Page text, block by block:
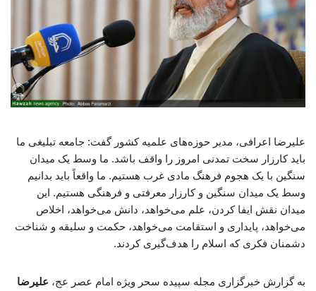
علیرضا اعرافی، مدیر حوزه‌های علمیه کشور گفت: جامعه تبلیغی ما
باید کارزار سخت تمدنی امروز را واقف باشد. ما وسط یک میدان
سنگین با یک هجوم فرهنگ مادی غرب هستیم. ما واقعاً باید بدانیم
وسط یک میدان سنگین و کارزار معرفتی و فرهنگی هستیم. این
میدان نقش ایفا کردن، علم می‌خواهد، دانش می‌خواهد، اخلاص
می‌خواهد، پایداری و استقامت می‌خواهد، حکمت و سلیقه و شناخت
دشمنان فکری که اسلام را هدف‌گیری کردند.
به گزارش خبرگزاری مجله سپیده سحر ویژه امام عصر عج، علیرضا